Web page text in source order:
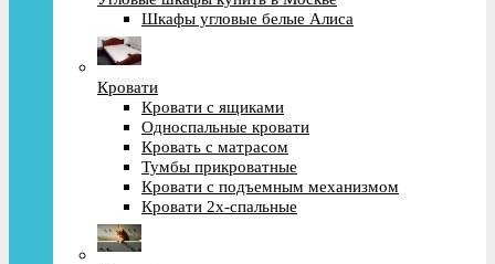
Шкафы угловые белые Алиса
Кровати
Кровати с ящиками
Односпальные кровати
Кровать с матрасом
Тумбы прикроватные
Кровати с подъемным механизмом
Кровати 2х-спальные